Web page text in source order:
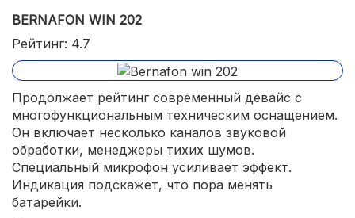
BERNAFON WIN 202
Рейтинг: 4.7
Продолжает рейтинг современный девайс с
многофункциональным техническим оснащением.
Он включает несколько каналов звуковой
обработки, менеджеры тихих шумов.
Специальный микрофон усиливает эффект.
Индикация подскажет, что пора менять
батарейки.